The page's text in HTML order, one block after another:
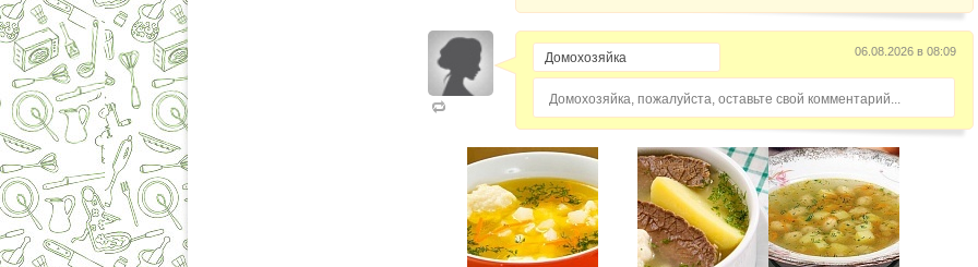
06.08.2026 в 08:09
Домохозяйка, пожалуйста, оставьте свой комментарий...